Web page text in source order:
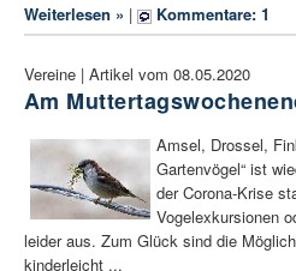
Weiterlesen » | Kommentare: 1
Vereine | Artikel vom 08.05.2020
Am
Amsel, Drossel,
Gartenvögel“ ist
der Corona-Krise
Vogelexkursionen
leider aus. Zum Glück sind die
kinderleicht ...